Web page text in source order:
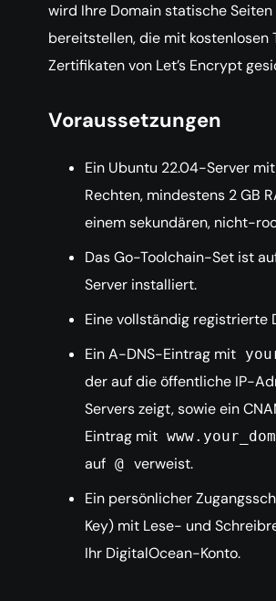
wird Ihre Domain statische Seiten
bereitstellen, die mit kostenlosen
Zertifikaten von Let’s Encrypt
Voraussetzungen
Ein Ubuntu 22.04-Server
Rechten, mindestens 2 GB
einem sekundären, nicht-
Das Go-Toolchain-Set ist
Server installiert.
Eine vollständig registrierte
Ein A-DNS-Eintrag mit
der auf die öffentliche IP-
Servers zeigt, sowie ein
Eintrag mit
auf @ verweist.
Ein persönlicher
Key) mit Lese- und
Ihr DigitalOcean-Konto.